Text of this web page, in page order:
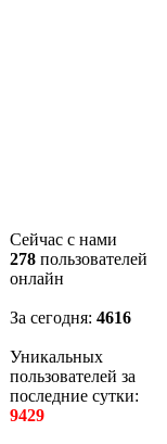
Сейчас с нами
278 пользователей
онлайн
За сегодня: 4617
Уникальных
пользователей за
последние сутки:
9429